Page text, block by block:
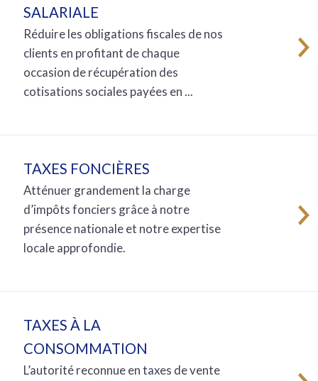
SALARIALE
Réduire les obligations fiscales de nos
clients en profitant de chaque
occasion de récupération des
cotisations sociales payées en ...
TAXES FONCIÈRES
Atténuer grandement la charge
d’impôts fonciers grâce à notre
présence nationale et notre expertise
locale approfondie.
TAXES À LA
CONSOMMATION
L’autorité reconnue en taxes de vente